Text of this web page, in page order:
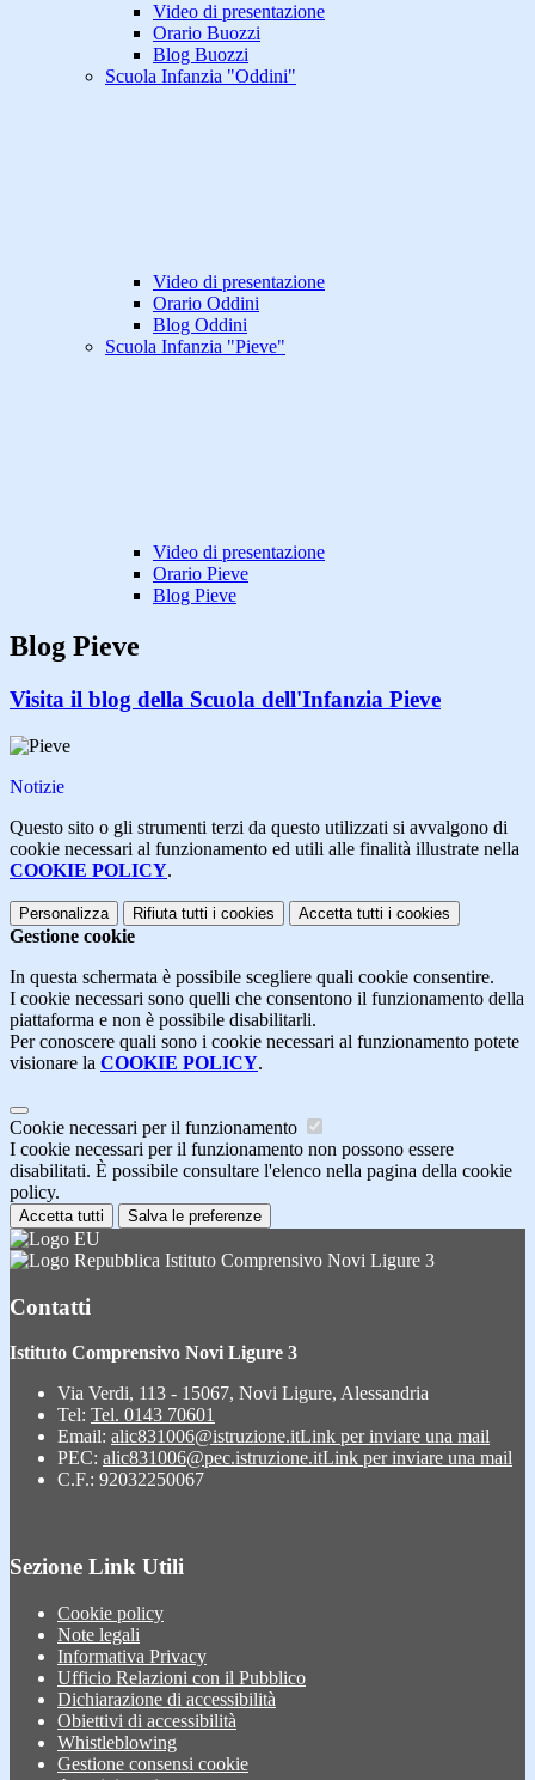
Video di presentazione
Orario Buozzi
Blog Buozzi
Scuola Infanzia "Oddini"
Video di presentazione
Orario Oddini
Blog Oddini
Scuola Infanzia "Pieve"
Video di presentazione
Orario Pieve
Blog Pieve
Blog Pieve
Visita il blog della Scuola dell'Infanzia Pieve
Notizie
Questo sito o gli strumenti terzi da questo utilizzati si avvalgono di
cookie necessari al funzionamento ed utili alle finalità illustrate nella
COOKIE POLICY.
Personalizza Rifiuta tutti i cookies Accetta tutti i cookies
Gestione cookie
In questa schermata è possibile scegliere quali cookie consentire.
I cookie necessari sono quelli che consentono il funzionamento della
piattaforma e non è possibile disabilitarli.
Per conoscere quali sono i cookie necessari al funzionamento potete
visionare la COOKIE POLICY.
Cookie necessari per il funzionamento
I cookie necessari per il funzionamento non possono essere
disabilitati. È possibile consultare l'elenco nella pagina della cookie
policy.
Accetta tutti Salva le preferenze
Istituto Comprensivo Novi Ligure 3
Contatti
Istituto Comprensivo Novi Ligure 3
Via Verdi, 113 - 15067, Novi Ligure, Alessandria
Tel: Tel. 0143 70601
Email: alic831006@istruzione.itLink per inviare una mail
PEC: alic831006@pec.istruzione.itLink per inviare una mail
C.F.: 92032250067
Sezione Link Utili
Cookie policy
Note legali
Informativa Privacy
Ufficio Relazioni con il Pubblico
Dichiarazione di accessibilità
Obiettivi di accessibilità
Whistleblowing
Gestione consensi cookie